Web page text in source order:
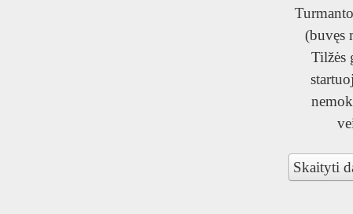
(buvęs
Tilžės
Skaityti